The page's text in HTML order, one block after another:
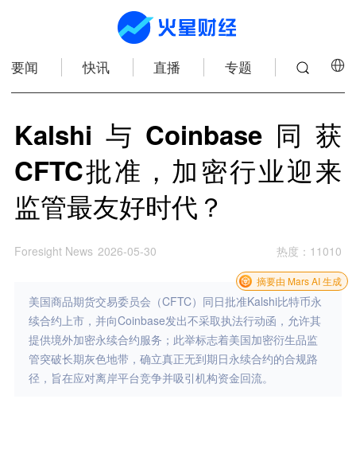
要闻 快讯 直播 专题
Kalshi与Coinbase同获
CFTC批准，加密行业迎来
监管最友好时代？
Foresight News 2026-05-30 热度 ： 11010
美国商品期货交易委员会（CFTC）同日批准Kalshi比特币永
续合约上市，并向Coinbase发出不采取执法行动函，允许其
提供境外加密永续合约服务；此举标志着美国加密衍生品监
管突破长期灰色地带，确立真正无到期日永续合约的合规路
径，旨在应对离岸平台竞争并吸引机构资金回流。
摘要由 Mars AI 生成